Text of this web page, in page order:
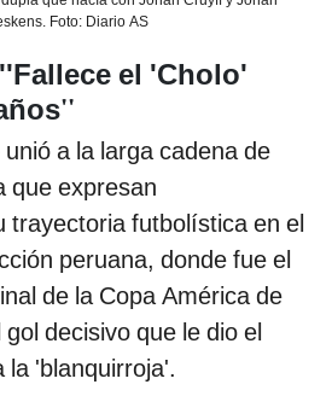
Foto: Diario AS
el 'Cholo'
''
a la larga cadena de
que expresan
trayectoria futbolística en el
peruana, donde fue el
de la Copa América de
decisivo que le dio el
la 'blanquirroja'.